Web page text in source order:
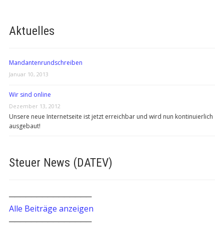
Aktuelles
Mandantenrundschreiben
Januar 10, 2013
Wir sind online
Dezember 13, 2012
Unsere neue Internetseite ist jetzt erreichbar und wird nun kontinuierlich
ausgebaut!
Steuer News (DATEV)
───────────────
Alle Beiträge anzeigen
───────────────